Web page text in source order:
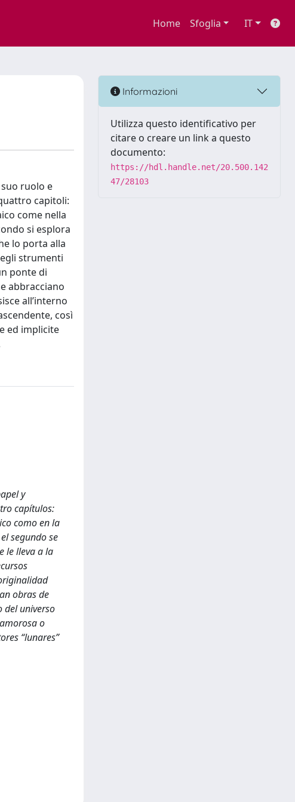
Home Sfoglia IT
ruolo e
capitoli:
come nella
si esplora
lo porta alla
strumenti
ponte di
abbracciano
all’interno
così
ed implicite
y
capítulos:
como en la
segundo se
le lleva a la
obras de
del universo
o
“lunares”
Informazioni
Utilizza questo identificativo per
citare o creare un link a questo
documento:
https://hdl.handle.net/20.500.142
47/28103